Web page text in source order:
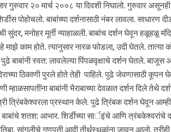
गुरुवार २० मार्च २००८ या दिवशी निघालो. गुरुवार
पोहोचलो. बाबांच्या दर्शनासाठी नंबर लावला. साधारण
सुंदर, मनोहर मूर्ती न्याहाळली. बाबांच दर्शन घेवून हळूहळू
काम होते. त्यानुसार नारळ फोडला, उदी घेतले. तात्या
बाबांनी स्वत: लावलेल्या पिंपळवृक्षाचे दर्शन घेतले. बाजूस
ठिकाणी पुरले होते तेही पाहिले. पुढे जेवणासाठी कूपन
बाबांनी भैराबाच्या देवळात दर्शन दिले तेथेे
त्रिंबकेश्वरला प्रस्थान केले. पुढे त्रिंबक दर्शन घेवून
बाबांचे शतश: आभार. शिर्डीच्या सार्इंचे आणि त्रंबकेश्वरांचे
सांगलीचे गणपती आदी तीर्थस्थळांना जावून आलो. तरीही